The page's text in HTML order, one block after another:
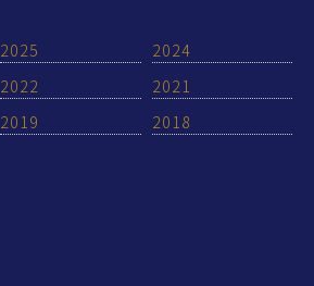
2025
2024
2022
2021
2019
2018